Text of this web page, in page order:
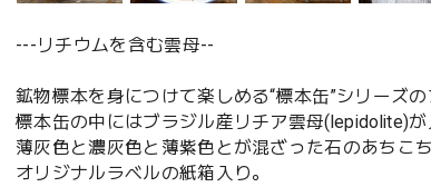
---リチウムを含む雲母--
鉱物標本を身につけて楽しめる“標本缶”シリーズの
標本缶の中にはブラジル産リチア雲母(lepidolite)が
薄灰色と濃灰色と薄紫色とが混ざった石のあちこ
オリジナルラベルの紙箱入り。